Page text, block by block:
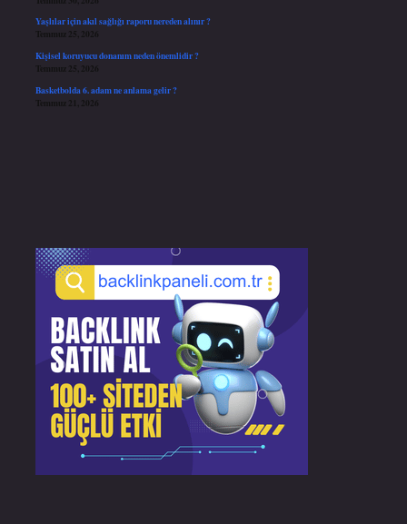
Yaşlılar için akıl sağlığı raporu nereden alınır ?
Temmuz 25, 2026
Kişisel koruyucu donanım neden önemlidir ?
Temmuz 25, 2026
Basketbolda 6. adam ne anlama gelir ?
Temmuz 21, 2026